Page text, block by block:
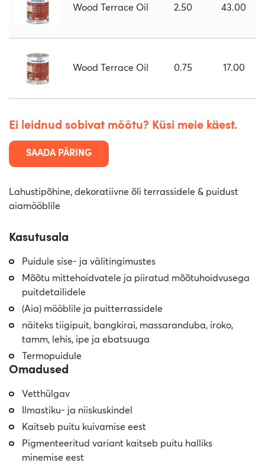
Wood Terrace Oil 2.50 43.00
Wood Terrace Oil 0.75 17.00
Ei leidnud sobivat mõõtu? Küsi meie käest.
SAADA PÄRING
Lahustipõhine, dekoratiivne õli terrassidele & puidust
aiamööblile
Kasutusala
Puidule sise- ja välitingimustes
Mõõtu mittehoidvatele ja piiratud mõõtuhoidvusega
puitdetailidele
(Aia) mööblile ja puitterrassidele
näiteks tiigipuit, bangkirai, massaranduba, iroko,
tamm, lehis, ipe ja ebatsuuga
Termopuidule
Omadused
Vetthülgav
Ilmastiku- ja niiskuskindel
Kaitseb puitu kuivamise eest
Pigmenteeritud variant kaitseb puitu halliks
minemise eest